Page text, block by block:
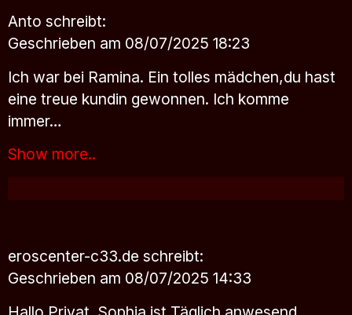
Anto schreibt:
Geschrieben am 08/07/2025 18:23
Ich war bei Ramina. Ein tolles mädchen,du hast
eine treue kundin gewonnen. Ich komme
immer…
Show more..
eroscenter-c33.de schreibt:
Geschrieben am 08/07/2025 14:33